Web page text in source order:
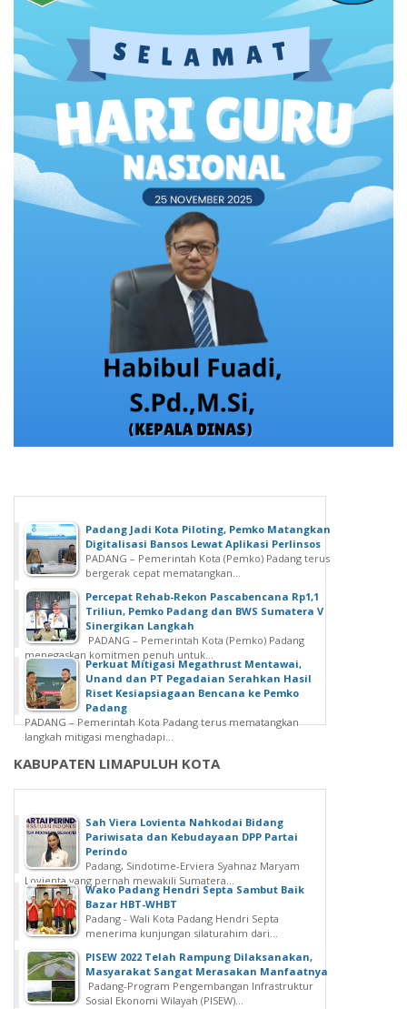
Padang Jadi Kota Piloting, Pemko Matangkan
Digitalisasi Bansos Lewat Aplikasi Perlinsos
PADANG – Pemerintah Kota (Pemko) Padang terus
bergerak cepat mematangkan...
Percepat Rehab-Rekon Pascabencana Rp1,1
Triliun, Pemko Padang dan BWS Sumatera V
Sinergikan Langkah
PADANG – Pemerintah Kota (Pemko) Padang
menegaskan komitmen penuh untuk...
Perkuat Mitigasi Megathrust Mentawai,
Unand dan PT Pegadaian Serahkan Hasil
Riset Kesiapsiagaan Bencana ke Pemko
Padang
PADANG – Pemerintah Kota Padang terus mematangkan
langkah mitigasi menghadapi...
KABUPATEN LIMAPULUH KOTA
Sah Viera Lovienta Nahkodai Bidang
Pariwisata dan Kebudayaan DPP Partai
Perindo
Padang, Sindotime-Erviera Syahnaz Maryam
Lovienta yang pernah mewakili Sumatera...
Wako Padang Hendri Septa Sambut Baik
Bazar HBT-WHBT
Padang - Wali Kota Padang Hendri Septa
menerima kunjungan silaturahim dari...
PISEW 2022 Telah Rampung Dilaksanakan,
Masyarakat Sangat Merasakan Manfaatnya
Padang-Program Pengembangan Infrastruktur
Sosial Ekonomi Wilayah (PISEW)...